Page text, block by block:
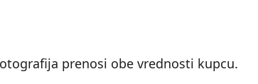
prenosi obe vrednosti kupcu.